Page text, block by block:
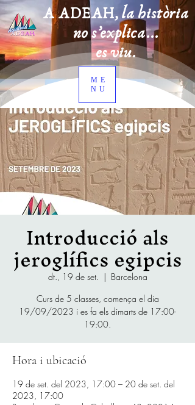
A ADEAH, la història
no s’explica...
es viu.
ME
NU
Introducció als
jeroglífics egipcis
dt., 19 de set.
  |
Barcelona
Curs de 5 classes, comença el dia
19/09/2023 i es fa els dimarts de 17:00-
19:00.
Hora i ubicació
19 de set. del 2023, 17:00 – 20 de set. del
2023, 17:00